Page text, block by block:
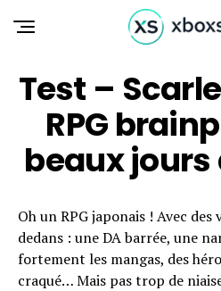
Test –
RPG
beaux
Oh un RPG japonais ! Avec
dedans : une DA barrée, une
fortement les mangas, des
craqué… Mais pas trop de